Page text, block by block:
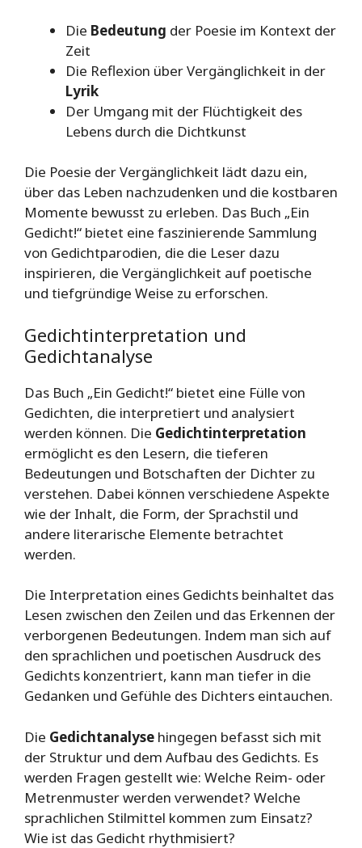
Die Bedeutung der Poesie im Kontext der
Zeit
Die Reflexion über Vergänglichkeit in der
Lyrik
Der Umgang mit der Flüchtigkeit des
Lebens durch die Dichtkunst
Die Poesie der Vergänglichkeit lädt dazu ein,
über das Leben nachzudenken und die kostbaren
Momente bewusst zu erleben. Das Buch „Ein
Gedicht!“ bietet eine faszinierende Sammlung
von Gedichtparodien, die die Leser dazu
inspirieren, die Vergänglichkeit auf poetische
und tiefgründige Weise zu erforschen.
Gedichtinterpretation und
Gedichtanalyse
Das Buch „Ein Gedicht!“ bietet eine Fülle von
Gedichten, die interpretiert und analysiert
werden können. Die Gedichtinterpretation
ermöglicht es den Lesern, die tieferen
Bedeutungen und Botschaften der Dichter zu
verstehen. Dabei können verschiedene Aspekte
wie der Inhalt, die Form, der Sprachstil und
andere literarische Elemente betrachtet
werden.
Die Interpretation eines Gedichts beinhaltet das
Lesen zwischen den Zeilen und das Erkennen der
verborgenen Bedeutungen. Indem man sich auf
den sprachlichen und poetischen Ausdruck des
Gedichts konzentriert, kann man tiefer in die
Gedanken und Gefühle des Dichters eintauchen.
Die Gedichtanalyse hingegen befasst sich mit
der Struktur und dem Aufbau des Gedichts. Es
werden Fragen gestellt wie: Welche Reim- oder
Metrenmuster werden verwendet? Welche
sprachlichen Stilmittel kommen zum Einsatz?
Wie ist das Gedicht rhythmisiert?